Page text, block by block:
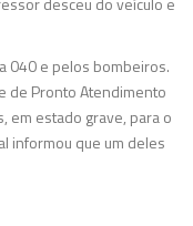
040 e pelos bombeiros.
de Pronto Atendimento
em estado grave, para o
informou que um deles